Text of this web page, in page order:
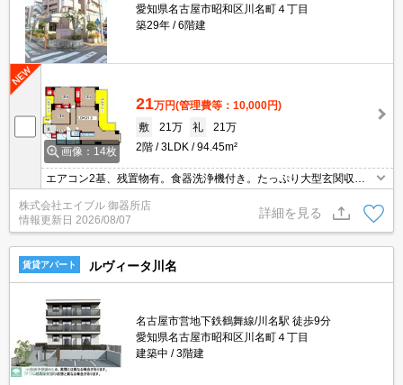
愛知県名古屋市昭和区川名町４丁目
築29年
6階建
画像：14枚
21万円(管理費等：10,000円)
敷
21万 礼
21万
2階
3LDK 94.45m²
エアコン2基、残置物有。食器洗浄機付き。たっぷり大型玄関収納
あり。南向きで日当り良好。スーパーへ550m 自転車での買物も便
利。ファミリーマートへ210m。駅へ850m。駅に近い物件をお探し
の方に。
株式会社エイブル 御器所店
情報更新日 2026/08/07
詳細を見る
賃貸アパート ルヴィータ川名
名古屋市営地下鉄鶴舞線/川名駅 徒歩9分
愛知県名古屋市昭和区川名町４丁目
建築中
3階建